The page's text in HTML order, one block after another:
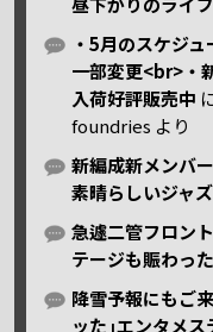
・5月のスケジ
一部変更<br>・
入荷好評販売中
foundries より
新編成新メンバ
素晴らしいジャズ
急遽二管フロン
テージも賑わっ
降雪予報にもご
ッた｣エンタメス